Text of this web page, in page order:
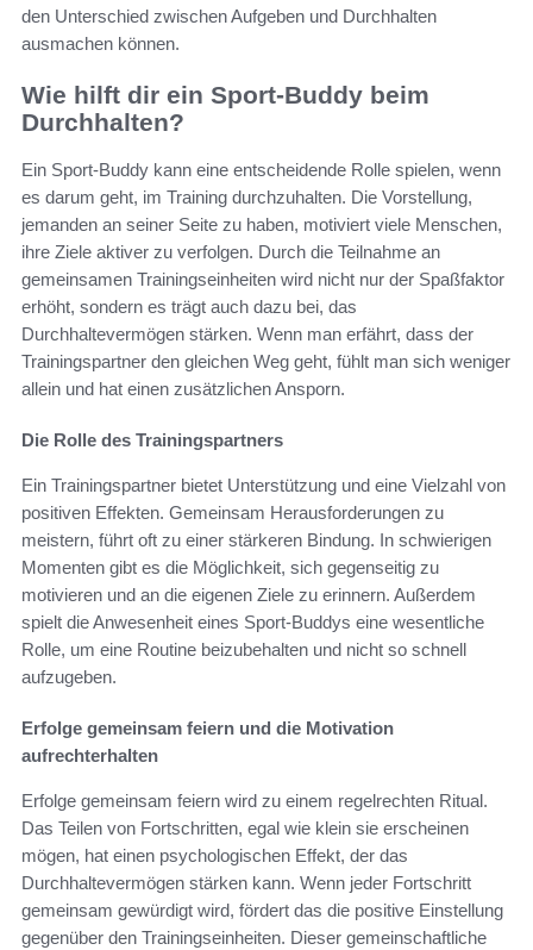
den Unterschied zwischen Aufgeben und Durchhalten
ausmachen können.
Wie hilft dir ein Sport-Buddy beim
Durchhalten?
Ein Sport-Buddy kann eine entscheidende Rolle spielen, wenn
es darum geht, im Training durchzuhalten. Die Vorstellung,
jemanden an seiner Seite zu haben, motiviert viele Menschen,
ihre Ziele aktiver zu verfolgen. Durch die Teilnahme an
gemeinsamen Trainingseinheiten wird nicht nur der Spaßfaktor
erhöht, sondern es trägt auch dazu bei, das
Durchhaltevermögen stärken. Wenn man erfährt, dass der
Trainingspartner den gleichen Weg geht, fühlt man sich weniger
allein und hat einen zusätzlichen Ansporn.
Die Rolle des Trainingspartners
Ein Trainingspartner bietet Unterstützung und eine Vielzahl von
positiven Effekten. Gemeinsam Herausforderungen zu
meistern, führt oft zu einer stärkeren Bindung. In schwierigen
Momenten gibt es die Möglichkeit, sich gegenseitig zu
motivieren und an die eigenen Ziele zu erinnern. Außerdem
spielt die Anwesenheit eines Sport-Buddys eine wesentliche
Rolle, um eine Routine beizubehalten und nicht so schnell
aufzugeben.
Erfolge gemeinsam feiern und die Motivation
aufrechterhalten
Erfolge gemeinsam feiern wird zu einem regelrechten Ritual.
Das Teilen von Fortschritten, egal wie klein sie erscheinen
mögen, hat einen psychologischen Effekt, der das
Durchhaltevermögen stärken kann. Wenn jeder Fortschritt
gemeinsam gewürdigt wird, fördert das die positive Einstellung
gegenüber den Trainingseinheiten. Dieser gemeinschaftliche